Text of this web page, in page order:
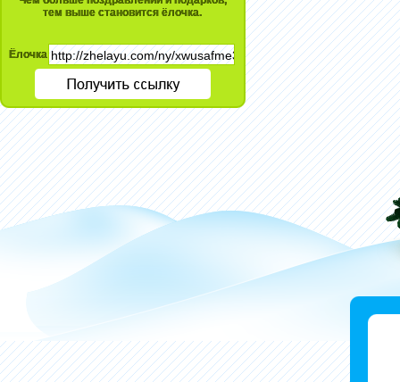
тем выше становится ёлочка.
Ёлочка